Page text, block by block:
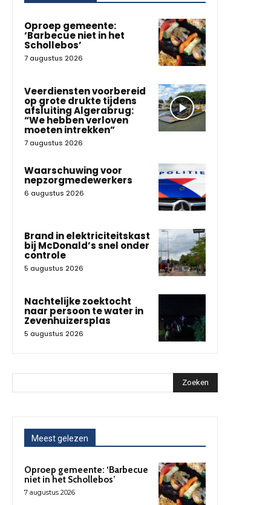
Oproep gemeente:
‘Barbecue niet in het
Schollebos’
7 augustus 2026
Veerdiensten voorbereid
op grote drukte tijdens
afsluiting Algerabrug:
“We hebben verloven
moeten intrekken”
7 augustus 2026
Waarschuwing voor
nepzorgmedewerkers
6 augustus 2026
Brand in elektriciteitskast
bij McDonald’s snel onder
controle
5 augustus 2026
Nachtelijke zoektocht
naar persoon te water in
Zevenhuizersplas
5 augustus 2026
Zoeken
Meest gelezen
Oproep gemeente: ‘Barbecue
niet in het Schollebos’
7 augustus 2026